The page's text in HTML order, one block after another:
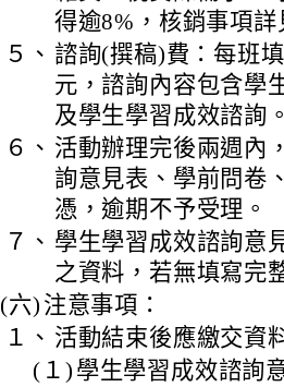
得逾8%，核銷事項詳
５、 諮詢(撰稿)費：每班
元，諮詢內容包含學
及學生學習成效諮詢。
６、 活動辦理完後兩週內
詢意見表、學前問卷
憑，逾期不予受理。
７、 學生學習成效諮詢意
之資料，若無填寫完
(六) 注意事項：
１、 活動結束後應繳交資
(１) 學生學習成效諮詢